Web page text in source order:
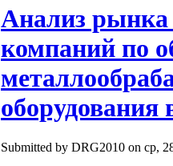
Анализ рынка
компаний по
оборудования
Submitted by DRG2010 on ср,